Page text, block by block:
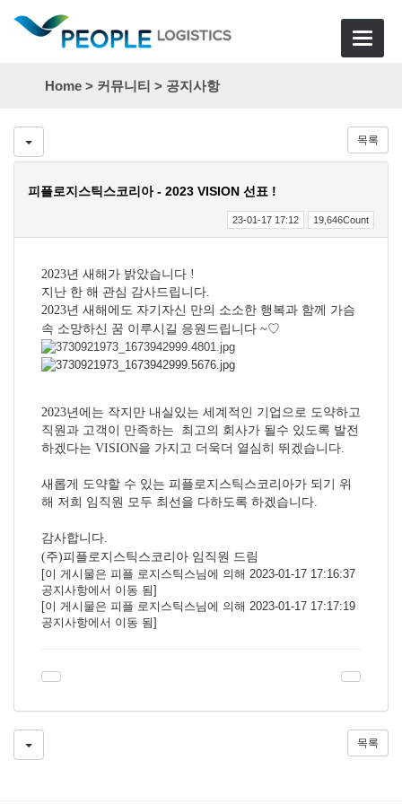
Toggle
Home > 커뮤니티 > 공지사항
목록
피플로지스틱스코리아 - 2023 VISION 선표 !
23-01-17 17:12 19,646Count
2023년 새해가 밝았습니다 !
지난 한 해 관심 감사드립니다.
2023년 새해에도 자기자신 만의 소소한 행복과 함께 가슴
속 소망하신 꿈 이루시길 응원드립니다 ~♡
2023년에는 작지만 내실있는 세계적인 기업으로 도약하고
직원과 고객이 만족하는 최고의 회사가 될수 있도록 발전
하겠다는 VISION을 가지고 더욱더 열심히 뛰겠습니다.
새롭게 도약할 수 있는 피플로지스틱스코리아가 되기 위
해 저희 임직원 모두 최선을 다하도록 하겠습니다.
감사합니다.
(주)피플로지스틱스코리아 임직원 드림
[이 게시물은 피플 로지스틱스님에 의해 2023-01-17 17:16:37
공지사항에서 이동 됨]
[이 게시물은 피플 로지스틱스님에 의해 2023-01-17 17:17:19
공지사항에서 이동 됨]
목록